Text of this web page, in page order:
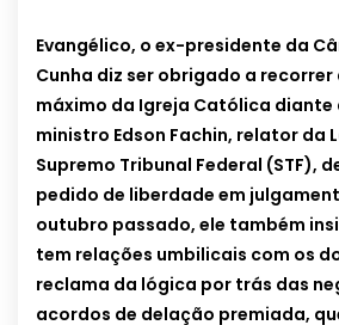
Evangélico, o ex-presidente da
Cunha diz ser obrigado a
máximo da Igreja Católica diante
ministro Edson Fachin, relator da
Supremo Tribunal Federal (STF),
pedido de liberdade em
outubro passado, ele também
tem relações umbilicais com os
reclama da lógica por trás das
acordos de delação premiada,